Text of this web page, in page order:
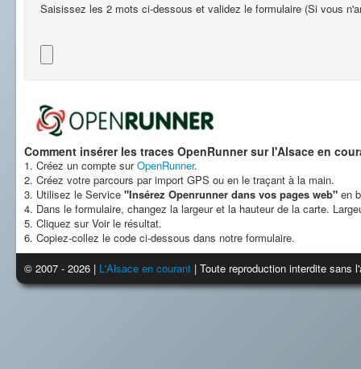
Saisissez les 2 mots ci-dessous et validez le formulaire (Si vous
Comment insérer les traces OpenRunner sur l'Alsace en
1. Créez un compte surOpenRunner.
2. Créez votre parcours par import GPS ou en le traçant à la main.
3. Utilisez le Service "Insérez Openrunner dans vos pages web" en
4. Dans le formulaire, changez la largeur et la hauteur de la carte.
5. Cliquez sur Voir le résultat.
6. Copiez-collez le code ci-dessous dans notre formulaire.
© 2007 - 2026 | L'Alsace en courant | Toute reproduction interdite sans